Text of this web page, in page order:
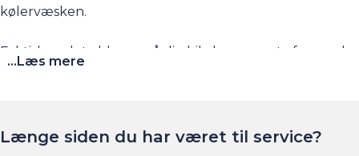
kølervæsken.
Faktisk er det alderen på din bil, der er mest afgørende.
Er din bil fra før 2000, skal du vælge en blå
...Læs mere
Længe siden du har været til service?